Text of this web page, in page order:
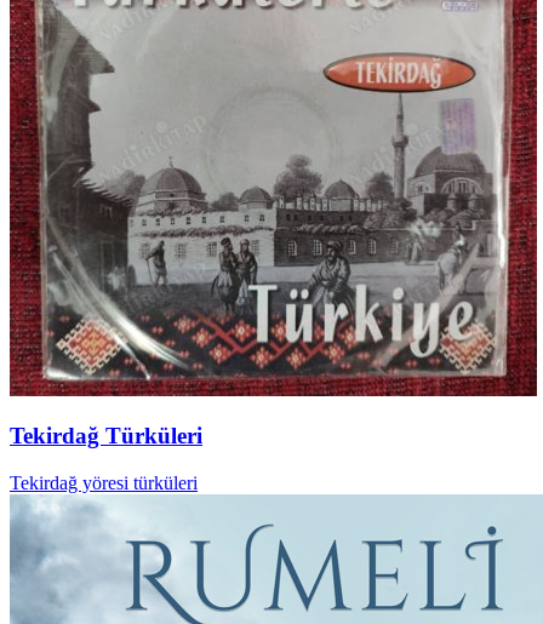
Tekirdağ Türküleri
Tekirdağ yöresi türküleri